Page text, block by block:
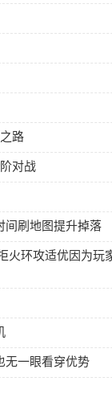
路
对战
间刷地图提升掉落
火环攻适优因为玩
无一眼看穿优势